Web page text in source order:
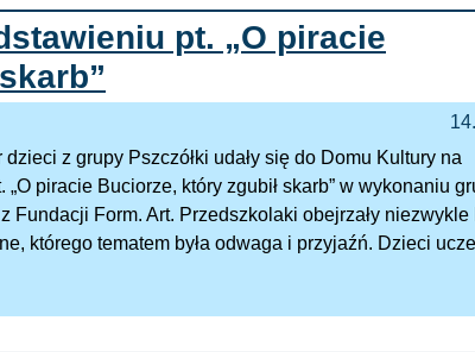
pt. „O piracie
z grupy Pszczółki udały się do Domu Kultury na
„O piracie Buciorze, który zgubił skarb” w wykonaniu
Fundacji Form. Art. Przedszkolaki obejrzały niezwykle
którego tematem była odwaga i przyjaźń. Dzieci